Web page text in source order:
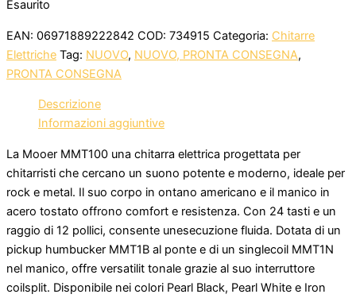
Esaurito
EAN: 06971889222842 COD: 734915 Categoria: Chitarre
Elettriche Tag: NUOVO, NUOVO, PRONTA CONSEGNA,
PRONTA CONSEGNA
Descrizione
Informazioni aggiuntive
La Mooer MMT100 una chitarra elettrica progettata per
chitarristi che cercano un suono potente e moderno, ideale per
rock e metal. Il suo corpo in ontano americano e il manico in
acero tostato offrono comfort e resistenza. Con 24 tasti e un
raggio di 12 pollici, consente unesecuzione fluida. Dotata di un
pickup humbucker MMT1B al ponte e di un singlecoil MMT1N
nel manico, offre versatilit tonale grazie al suo interruttore
coilsplit. Disponibile nei colori Pearl Black, Pearl White e Iron